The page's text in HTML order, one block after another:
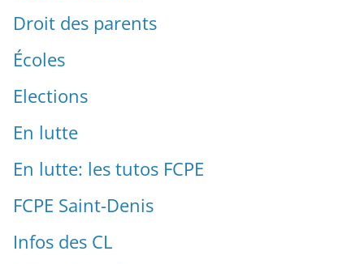
Droit des parents
Écoles
Elections
En lutte
En lutte: les tutos FCPE
FCPE Saint-Denis
Infos des CL